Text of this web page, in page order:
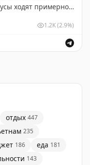
эмоции. По
Многих можно
пенсионеры –
ходят примерно с
какой автобус
внутри
почти час,
–
1.2K(2.9%)
отдых 447
235
186 еда 181
143